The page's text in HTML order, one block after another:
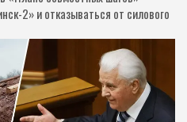
2» и отказываться от силового